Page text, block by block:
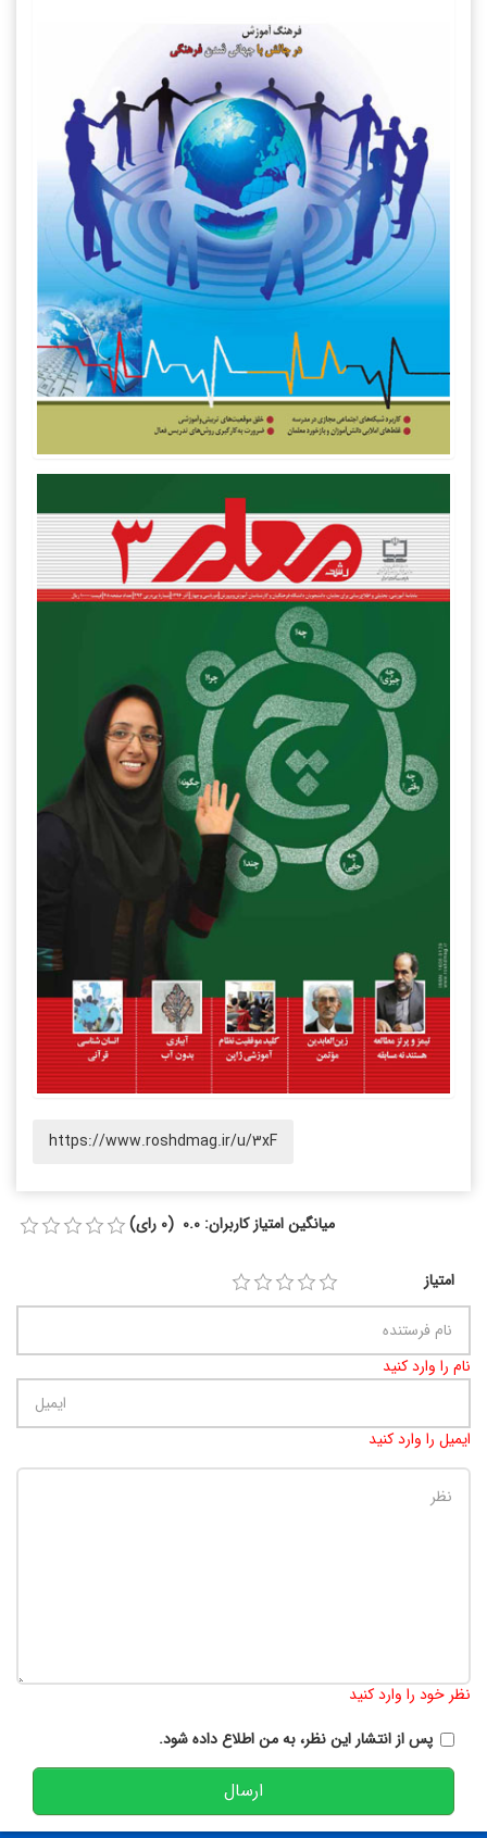
https://www.roshdmag.ir/u/3xF
میانگین امتیاز کاربران: 0.0 (0 رای)
امتیاز
نام را وارد کنید
ایمیل را وارد کنید
نظر خود را وارد کنید
پس از انتشار این نظر، به من اطلاع داده شود.
ارسال